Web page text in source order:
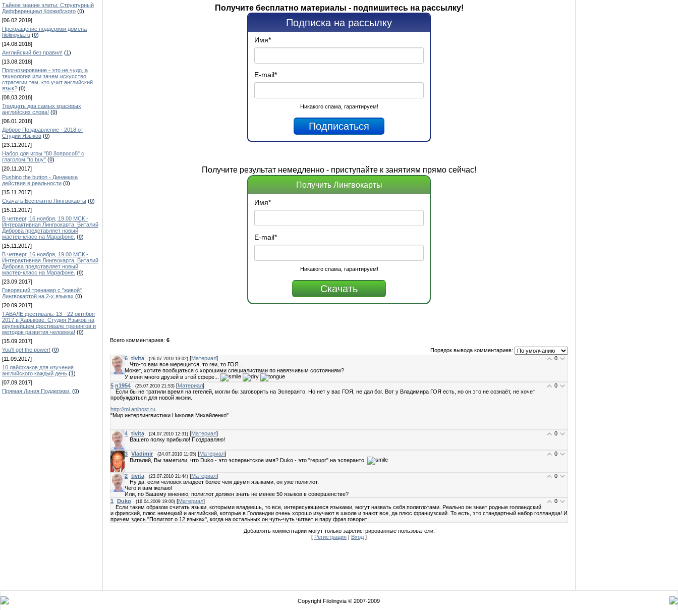
Тайное знание элиты: Структурный
Дифференциал Коржибского (0)
[06.02.2019]
Прекращение поддержки домена
filolingvia.ru (0)
[14.08.2018]
Английский без правил! (1)
[13.08.2018]
Прогнозирование - это не чудо, а
технология или зачем искусство
стратегии тем, кто учит английский
язык? (0)
[08.03.2018]
Тридцать два самых красивых
английских слова! (0)
[06.01.2018]
Доброе Поздравление - 2018 от
Студии Языков (0)
[23.11.2017]
Набор для игры "88 8опросо8" с
глаголом "to buy" (0)
[20.11.2017]
Pushing the button - Динамика
действия в реальности (0)
[15.11.2017]
Скачать Бесплатно Лингвокарты (0)
[15.11.2017]
В четверг, 16 ноября, 19.00 МСК -
Интерактивная Лингвокарта. Виталий
Диброва представляет новый
мастер-класс на Марафоне. (0)
[15.11.2017]
В четверг, 16 ноября, 19.00 МСК -
Интерактивная Лингвокарта. Виталий
Диброва представляет новый
мастер-класс на Марафоне. (0)
[23.09.2017]
Говорящий тренажер с "живой"
Лингвокартой на 2-х языках (0)
[20.09.2017]
ТАВАЛЕ фестиваль: 13 - 22 октября
2017 в Харькове. Студия Языков на
крупнейшем фестивале тренингов и
методов развития человека! (0)
[15.09.2017]
You'll get the power! (0)
[11.09.2017]
10 лайфхаков для изучения
английского каждый день (1)
[07.09.2017]
Прямая Линия Поддержки. (0)
Получите бесплатно материалы - подпишитесь на рассылку!
Подписка на рассылку
Имя*
E-mail*
Никакого спама, гарантируем!
Получите результат немедленно - приступайте к занятиям прямо сейчас!
Получить Лингвокарты
Имя*
E-mail*
Никакого спама, гарантируем!
Всего комментариев: 6
Порядок вывода комментариев:
0
6 tivita (26.07.2010 13:02) [Материал]
Что-то вам все мерещится, то геи, то ГОЯ...
Может, хотите пообщаться с хорошими специалистами по навязчивым состояниям?
У меня много друзей в этой сфере...
0
5 n1954 (25.07.2010 21:53) [Материал]
Если бы не тратили время на гегелей, могли бы заговорить на Эсперанто. Но нет у вас ГОЯ, не дал бог. Вот у Владимира ГОЯ есть, но он это не сознаёт, не хочет
пробуждаться для новой жизни.
http://mi.anihost.ru
"Мир интерлингвистики Николая Михайленко"
0
4 tivita (24.07.2010 12:31) [Материал]
Вашего полку прибыло! Поздравляю!
0
3 Vladimir (24.07.2010 11:05) [Материал]
Виталий, Вы заметили, что Duko - это эсперантское имя? Duko - это "герцог" на эсперанто.
0
2 tivita (23.07.2010 21:44) [Материал]
Ну да, если человек владеет более чем двумя языками, он уже полиглот.
Чего и вам желаю!
Или, по Вашему мнению, полиглот должен знать не менее 50 языков в совершенстве?
0
1 Duko (16.04.2009 19:00) [Материал]
Если таким образом считать языки, которыми владеешь, то все, интересующиеся языками, могут назвать себя полиглотами. Реально он знает родные голландский
и фризский, плюс немецкий и английский, которые в Голландии очень хорошо изучают в школе и знают все, да плюс французский. То есть, это стандартный набор голландца! И
причем здесь "Полиглот о 12 языках", когда на остальных он чуть-чуть читает и пару фраз говорит!
Добавлять комментарии могут только зарегистрированные пользователи.
[ Регистрация Вход ]
Copyright Filolingvia © 2007-2009